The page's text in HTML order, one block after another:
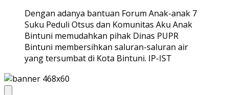
Dengan adanya bantuan Forum Anak-anak 7
Suku Peduli Otsus dan Komunitas Aku Anak
Bintuni memudahkan pihak Dinas PUPR
Bintuni membersihkan saluran-saluran air
yang tersumbat di Kota Bintuni. IP-IST